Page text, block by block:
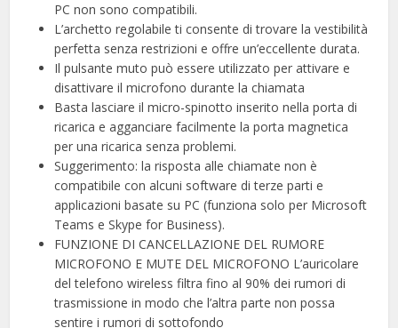
PC non sono compatibili.
L’archetto regolabile ti consente di trovare la vestibilità
perfetta senza restrizioni e offre un’eccellente durata.
Il pulsante muto può essere utilizzato per attivare e
disattivare il microfono durante la chiamata
Basta lasciare il micro-spinotto inserito nella porta di
ricarica e agganciare facilmente la porta magnetica
per una ricarica senza problemi.
Suggerimento: la risposta alle chiamate non è
compatibile con alcuni software di terze parti e
applicazioni basate su PC (funziona solo per Microsoft
Teams e Skype for Business).
FUNZIONE DI CANCELLAZIONE DEL RUMORE
MICROFONO E MUTE DEL MICROFONO L’auricolare
del telefono wireless filtra fino al 90% dei rumori di
trasmissione in modo che l’altra parte non possa
sentire i rumori di sottofondo